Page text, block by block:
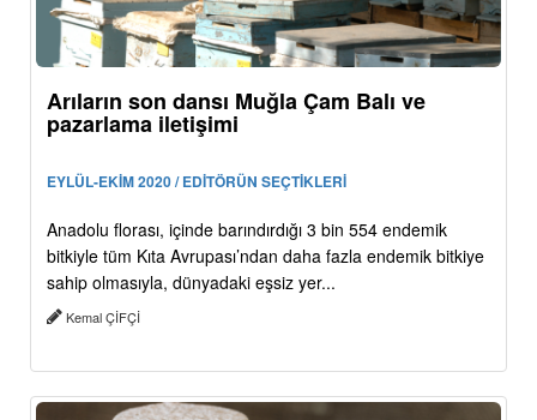
Arıların son dansı Muğla Çam Balı ve
pazarlama iletişimi
EYLÜL-EKİM 2020 / EDİTÖRÜN SEÇTİKLERİ
Anadolu florası, içinde barındırdığı 3 bin 554 endemik
bitkiyle tüm Kıta Avrupası’ndan daha fazla endemik bitkiye
sahip olmasıyla, dünyadaki eşsiz yer...
Kemal ÇİFÇİ